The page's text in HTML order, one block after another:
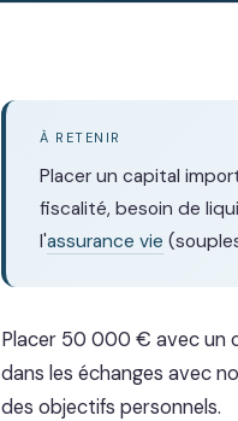
À RETENIR
Placer un capital
fiscalité, besoin de
l'assurance vie
Placer 50 000 € avec un
dans les échanges avec
des objectifs personnels.